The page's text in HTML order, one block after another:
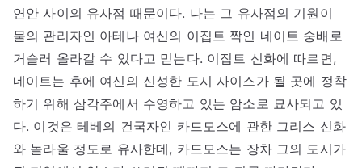
연안 사이의 유사점 때문이다. 나는 그 유사점의 기원이
물의 관리자인 아테나 여신의 이집트 짝인 네이트 숭배로
거슬러 올라갈 수 있다고 믿는다. 이집트 신화에 따르면,
네이트는 후에 여신의 신성한 도시 사이스가 될 곳에 정착
하기 위해 삼각주에서 수영하고 있는 암소로 묘사되고 있
다. 이것은 테베의 건국자인 카드모스에 관한 그리스 신화
와 놀라울 정도로 유사한데, 카드모스는 장차 그의 도시가